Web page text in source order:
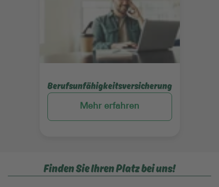
Berufsunfähigkeitsversicherung
Mehr erfahren
Finden Sie Ihren Platz bei uns!